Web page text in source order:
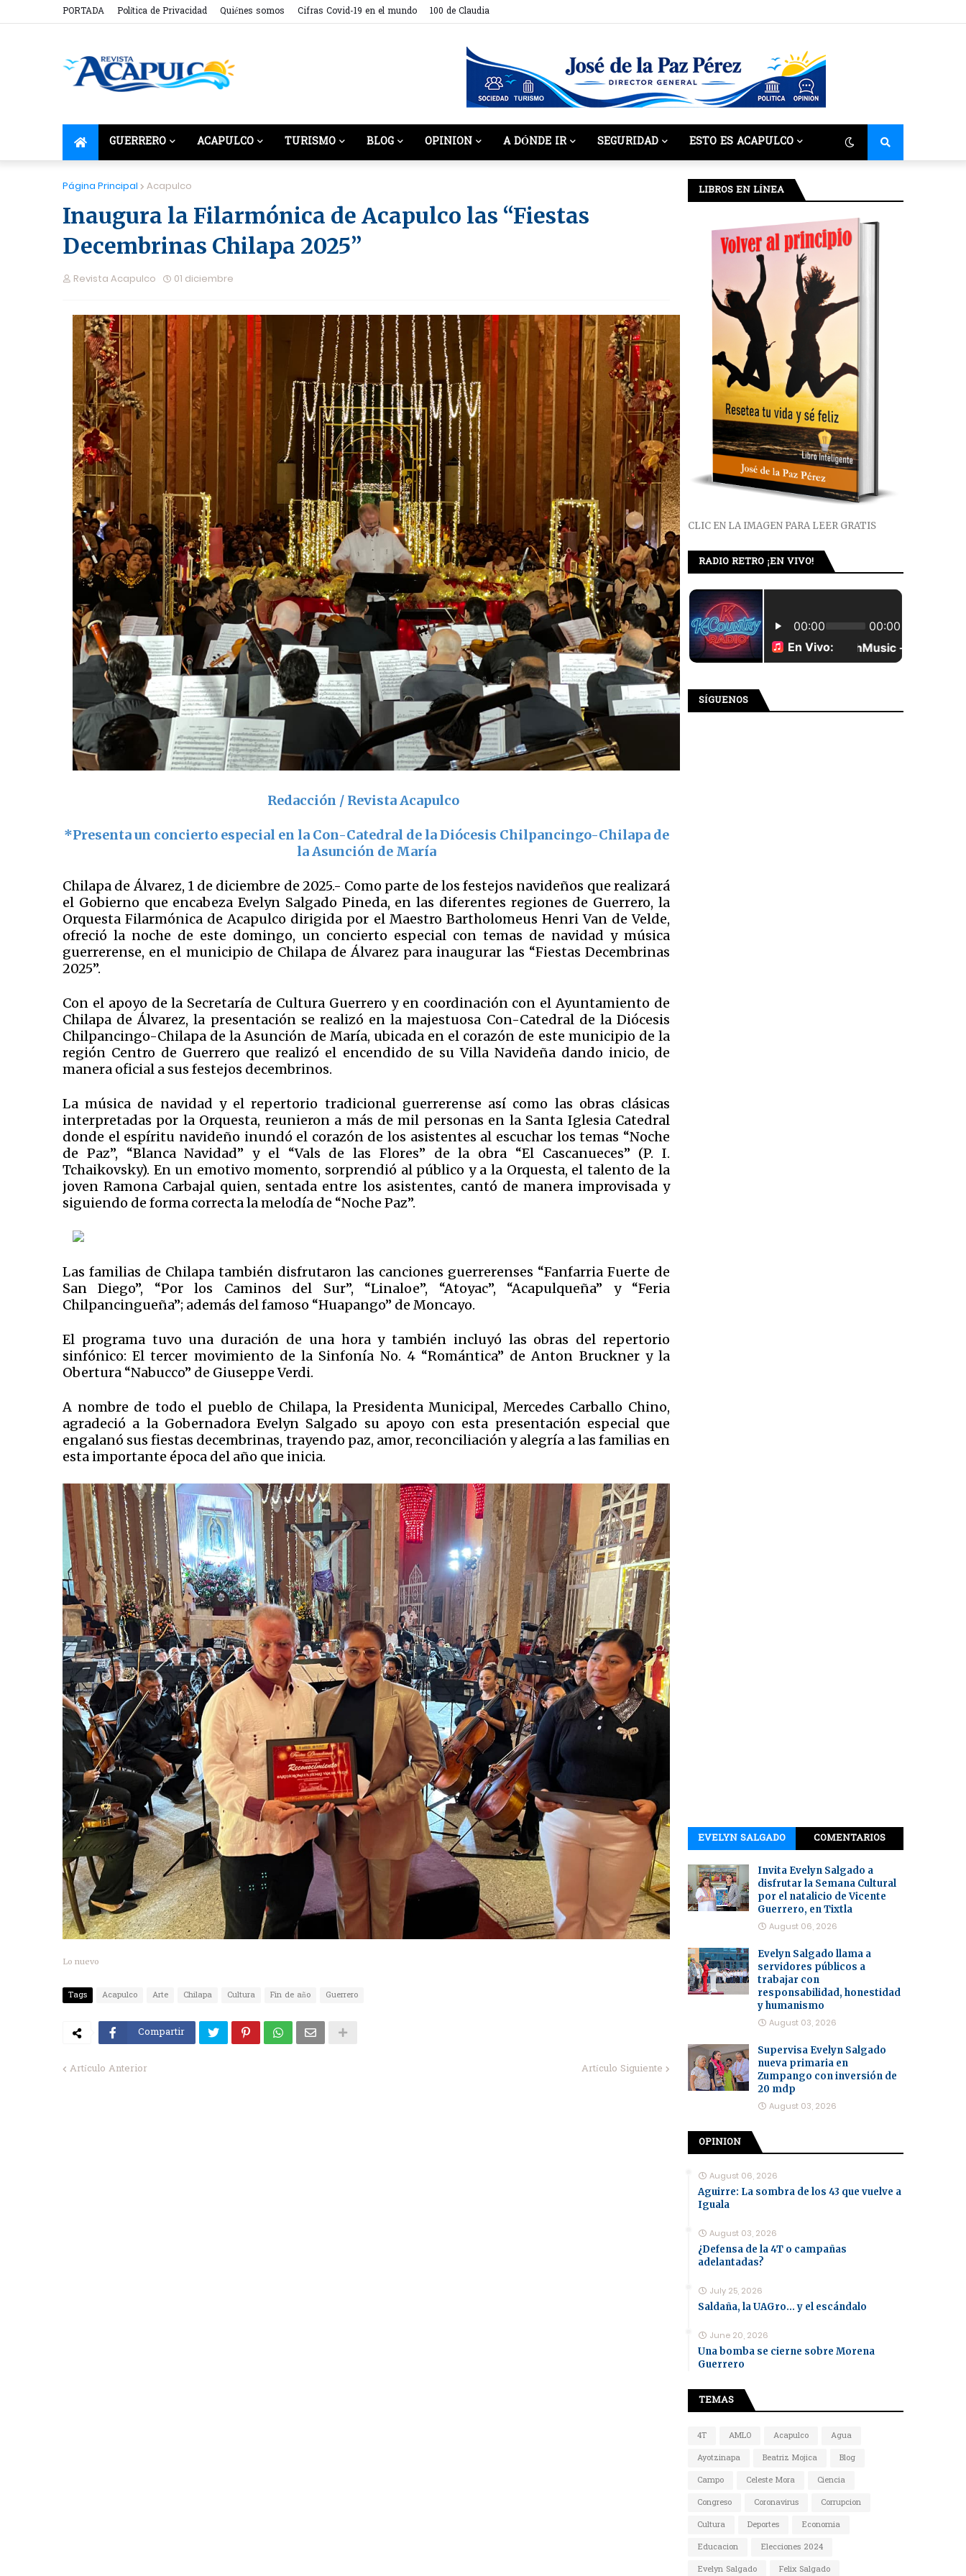
PORTADA Política de Privacidad Quiénes somos Cifras Covid-19 en el mundo 100 de Claudia
GUERRERO ACAPULCO TURISMO BLOG OPINION A DÓNDE IR SEGURIDAD ESTO ES ACAPULCO
Página Principal Acapulco
Inaugura la Filarmónica de Acapulco las “Fiestas
Decembrinas Chilapa 2025”
Revista Acapulco 01 diciembre
Redacción / Revista Acapulco
*Presenta un concierto especial en la Con-Catedral de la Diócesis Chilpancingo-Chilapa de
la Asunción de María
Chilapa de Álvarez, 1 de diciembre de 2025.- Como parte de los festejos navideños que realizará
el Gobierno que encabeza Evelyn Salgado Pineda, en las diferentes regiones de Guerrero, la
Orquesta Filarmónica de Acapulco dirigida por el Maestro Bartholomeus Henri Van de Velde,
ofreció la noche de este domingo, un concierto especial con temas de navidad y música
guerrerense, en el municipio de Chilapa de Álvarez para inaugurar las “Fiestas Decembrinas
2025”.
Con el apoyo de la Secretaría de Cultura Guerrero y en coordinación con el Ayuntamiento de
Chilapa de Álvarez, la presentación se realizó en la majestuosa Con-Catedral de la Diócesis
Chilpancingo-Chilapa de la Asunción de María, ubicada en el corazón de este municipio de la
región Centro de Guerrero que realizó el encendido de su Villa Navideña dando inicio, de
manera oficial a sus festejos decembrinos.
La música de navidad y el repertorio tradicional guerrerense así como las obras clásicas
interpretadas por la Orquesta, reunieron a más de mil personas en la Santa Iglesia Catedral
donde el espíritu navideño inundó el corazón de los asistentes al escuchar los temas “Noche
de Paz”, “Blanca Navidad” y el “Vals de las Flores” de la obra “El Cascanueces” (P. I.
Tchaikovsky). En un emotivo momento, sorprendió al público y a la Orquesta, el talento de la
joven Ramona Carbajal quien, sentada entre los asistentes, cantó de manera improvisada y
siguiendo de forma correcta la melodía de “Noche Paz”.
Las familias de Chilapa también disfrutaron las canciones guerrerenses “Fanfarria Fuerte de
San Diego”, “Por los Caminos del Sur”, “Linaloe”, “Atoyac”, “Acapulqueña” y “Feria
Chilpancingueña”; además del famoso “Huapango” de Moncayo.
El programa tuvo una duración de una hora y también incluyó las obras del repertorio
sinfónico: El tercer movimiento de la Sinfonía No. 4 “Romántica” de Anton Bruckner y la
Obertura “Nabucco” de Giuseppe Verdi.
A nombre de todo el pueblo de Chilapa, la Presidenta Municipal, Mercedes Carballo Chino,
agradeció a la Gobernadora Evelyn Salgado su apoyo con esta presentación especial que
engalanó sus fiestas decembrinas, trayendo paz, amor, reconciliación y alegría a las familias en
esta importante época del año que inicia.
Lo nuevo
Tags Acapulco Arte Chilapa Cultura Fin de año Guerrero
Compartir
Artículo Anterior Artículo Siguiente
LIBROS EN LÍNEA
CLIC EN LA IMAGEN PARA LEER GRATIS
RADIO RETRO ¡EN VIVO!
SÍGUENOS
EVELYN SALGADO COMENTARIOS
Invita Evelyn Salgado a
disfrutar la Semana Cultural
por el natalicio de Vicente
Guerrero, en Tixtla
August 06, 2026
Evelyn Salgado llama a
servidores públicos a
trabajar con
responsabilidad, honestidad
y humanismo
August 03, 2026
Supervisa Evelyn Salgado
nueva primaria en
Zumpango con inversión de
20 mdp
August 03, 2026
OPINION
August 06, 2026
Aguirre: La sombra de los 43 que vuelve a
Iguala
August 03, 2026
¿Defensa de la 4T o campañas
adelantadas?
July 25, 2026
Saldaña, la UAGro... y el escándalo
June 20, 2026
Una bomba se cierne sobre Morena
Guerrero
TEMAS
4T AMLO Acapulco
Agua
Ayotzinapa
Beatriz Mojica
Blog
Campo
Celeste Mora
Ciencia
Congreso
Coronavirus
Corrupcion
Cultura
Deportes
Economia
Educacion
Elecciones 2024
Evelyn Salgado
Felix Salgado